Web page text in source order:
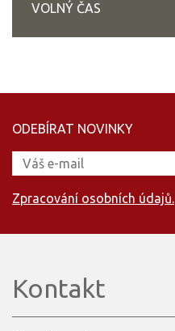
VOLNÝ ČAS
ODEBÍRAT NOVINKY
Zpracování osobních údajů.
Kontakt